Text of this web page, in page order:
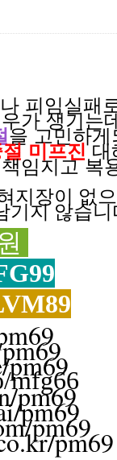
피임실패
가생기는
을 고민하게
미프진 대
책임지고복
지장이 없
기지 않습니
pm69
mfg66
pm69
pm69
pm69
pm69